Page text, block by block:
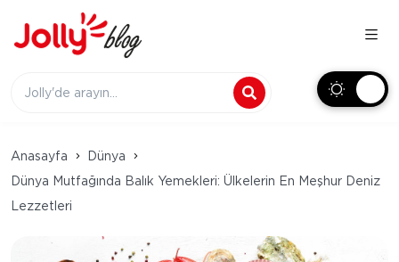
Anasayfa
Dünya
Dünya Mutfağında Balık Yemekleri: Ülkelerin En Meşhur Deniz
Lezzetleri